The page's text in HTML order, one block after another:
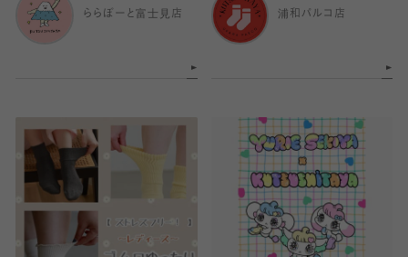
ららぽーと富士見店
浦和パルコ店